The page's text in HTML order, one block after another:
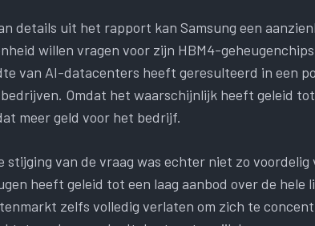
details uit het rapport kan Samsung een
willen vragen voor zijn HBM4-
van AI-datacenters heeft geresulteerd in een
Omdat het waarschijnlijk heeft geleid
meer geld voor het bedrijf.
stijging van de vraag was echter niet zo
heeft geleid tot een laag aanbod over de hele
zelfs volledig verlaten om zich te